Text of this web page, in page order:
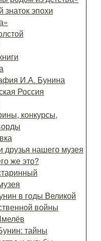
эпохи
И.А. Бунина
Россия
конкурсы,
друзья нашего музея
же это?
в годы Великой
войны
тайны